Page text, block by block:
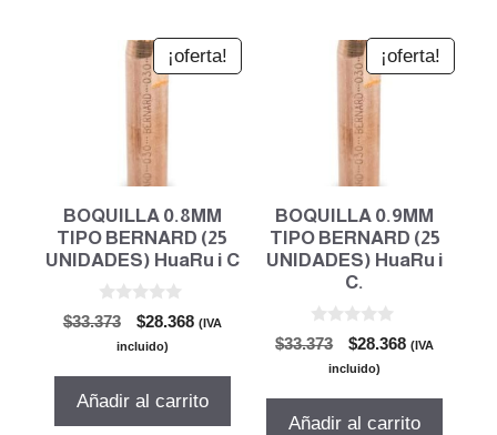
¡oferta!
BOQUILLA 0.8MM
TIPO BERNARD (25
UNIDADES) HuaRu i C
0
d
$33.373
El
precio
era:
$28.368El(IVA
incluido)
Añadir al carrito
¡oferta!
BOQUILLA 0.9MM
TIPO BERNARD (25
UNIDADES) HuaRu i
C.
0
d
$33.373
El
precio
era:
$28.368El(IVA
incluido)
Añadir al carrito